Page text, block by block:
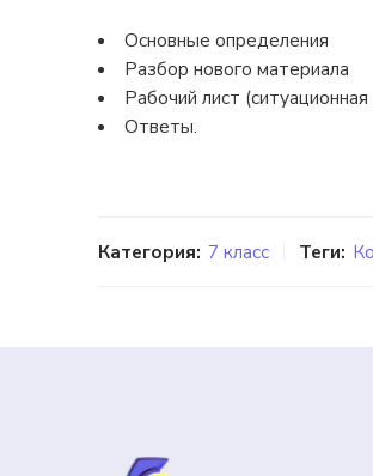
Основные определения
Разбор нового материала
Рабочий лист
Ответы.
Категория: 7 класс Теги: